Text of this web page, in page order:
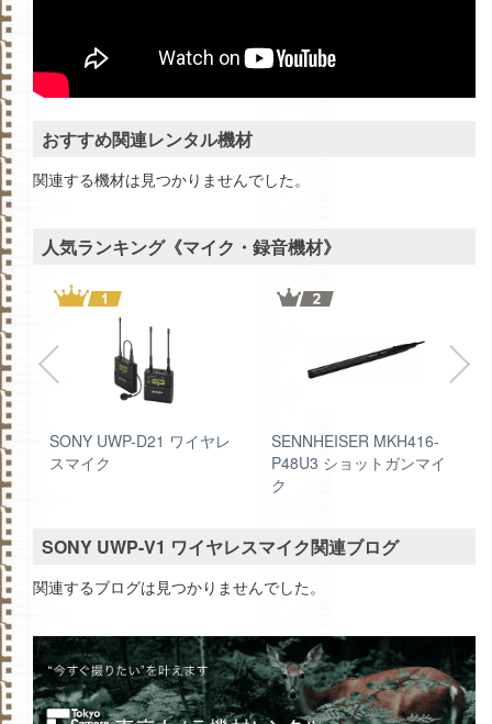
おすすめ関連レンタル機材
関連する機材は見つかりませんでした。
人気ランキング《マイク・録音機材》
SONY UWP-D21 ワイヤレ
スマイク
SENNHEISER MKH416-
P48U3 ショットガンマイ
ク
SONY UWP-V1 ワイヤレスマイク関連ブログ
関連するブログは見つかりませんでした。